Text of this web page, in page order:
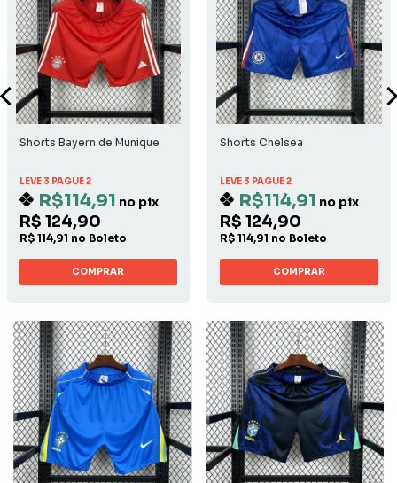
Shorts Bayern de Munique
LEVE 3 PAGUE 2
R$114,91 no pix
R$ 124,90
R$ 114,91 no Boleto
COMPRAR
Shorts Chelsea
LEVE 3 PAGUE 2
R$114,91 no pix
R$ 124,90
R$ 114,91 no Boleto
COMPRAR